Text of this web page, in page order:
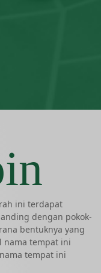
ini terdapat
dengan pokok-
bentuknya yang
nama tempat ini
tempat ini